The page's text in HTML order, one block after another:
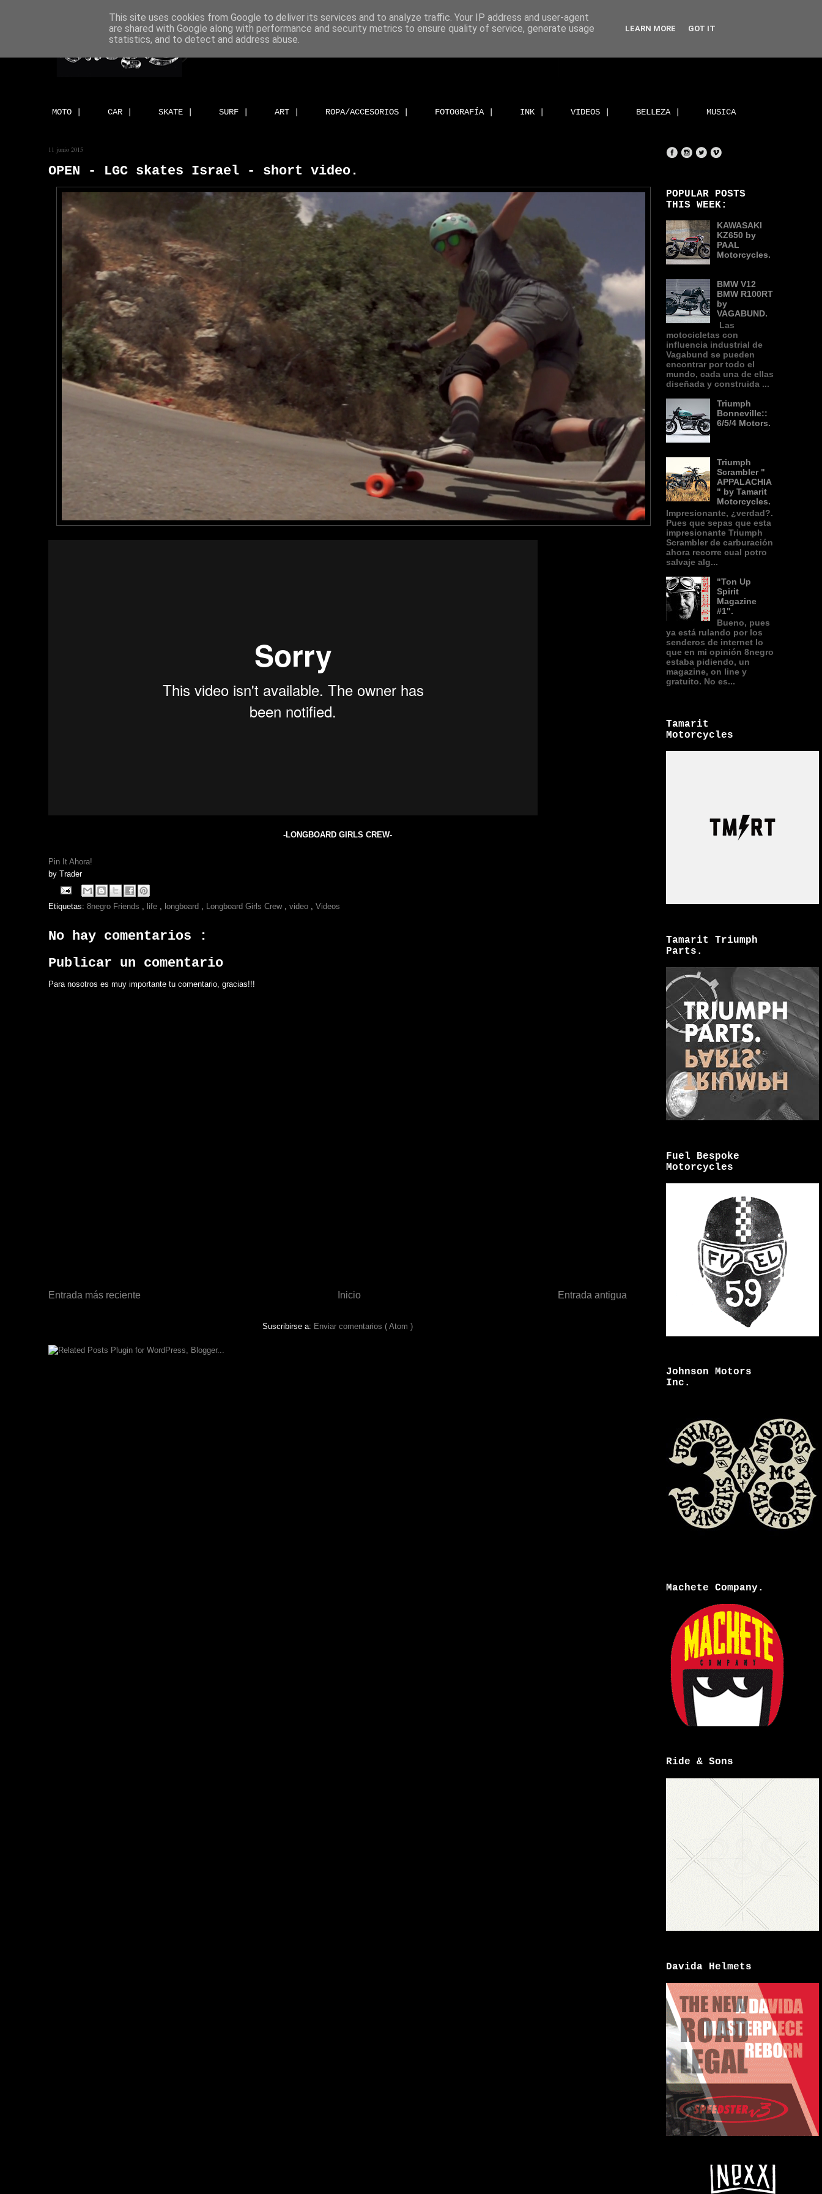
MOTO | CAR | SKATE | SURF | ART | ROPA/ACCESORIOS | FOTOGRAFÍA | INK | VIDEOS | BELLEZA | MUSICA
11 junio 2015
OPEN - LGC skates Israel - short video.
-LONGBOARD GIRLS CREW-
Pin It Ahora!
by Trader
Etiquetas: 8negro Friends life longboard Longboard Girls Crew video Videos
No hay comentarios :
Publicar un comentario
Para nosotros es muy importante tu comentario, gracias!!!
Entrada más reciente Entrada antigua
Inicio
Suscribirse a: Enviar comentarios ( Atom )
POPULAR POSTS
THIS WEEK:
KAWASAKI
KZ650 by
PAAL
Motorcycles.
BMW V12
BMW R100RT
by
VAGABUND.
Las
motocicletas con
influencia industrial de
Vagabund se pueden
encontrar por todo el
mundo, cada una de ellas
diseñada y construida ...
Triumph
Bonneville::
6/5/4 Motors.
Triumph
Scrambler "
APPALACHIA
" by Tamarit
Motorcycles.
Impresionante, ¿verdad?.
Pues que sepas que esta
impresionante Triumph
Scrambler de carburación
ahora recorre cual potro
salvaje alg...
"Ton Up
Spirit
Magazine
#1".
Bueno, pues
ya está rulando por los
senderos de internet lo
que en mi opinión 8negro
estaba pidiendo, un
magazine, on line y
gratuito. No es...
Tamarit
Motorcycles
Tamarit Triumph
Parts.
Fuel Bespoke
Motorcycles
Johnson Motors
Inc.
Machete Company.
Ride & Sons
Davida Helmets
This site uses cookies from Google to deliver its services and to analyze traffic. Your IP address and user-agent
are shared with Google along with performance and security metrics to ensure quality of service, generate usage
statistics, and to detect and address abuse.
LEARN MORE GOT IT